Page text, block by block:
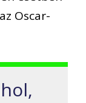
Oscar-